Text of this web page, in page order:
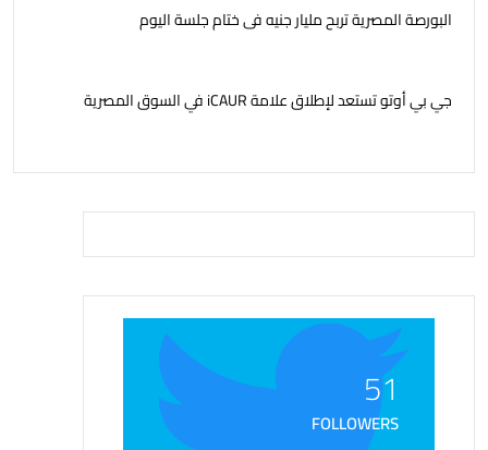
البورصة المصرية تربح مليار جنيه فى ختام جلسة اليوم
جي بي أوتو تستعد لإطلاق علامة iCAUR في السوق المصرية
51
FOLLOWERS